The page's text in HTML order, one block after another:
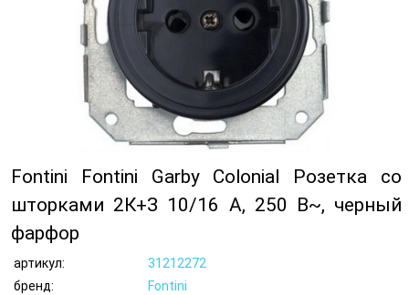
Fontini Fontini Garby Colonial Розетка со
шторками 2К+З 10/16 A, 250 В~, черный
фарфор
артикул:
31212272
бренд:
Fontini